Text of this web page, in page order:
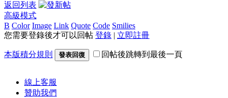
返回列表
高級模式
B Color Image Link Quote Code Smilies
您需要登錄後才可以回帖 登錄 | 立即註冊
本版積分規則 發表回復 回帖後跳轉到最後一頁
線上客服
贊助我們